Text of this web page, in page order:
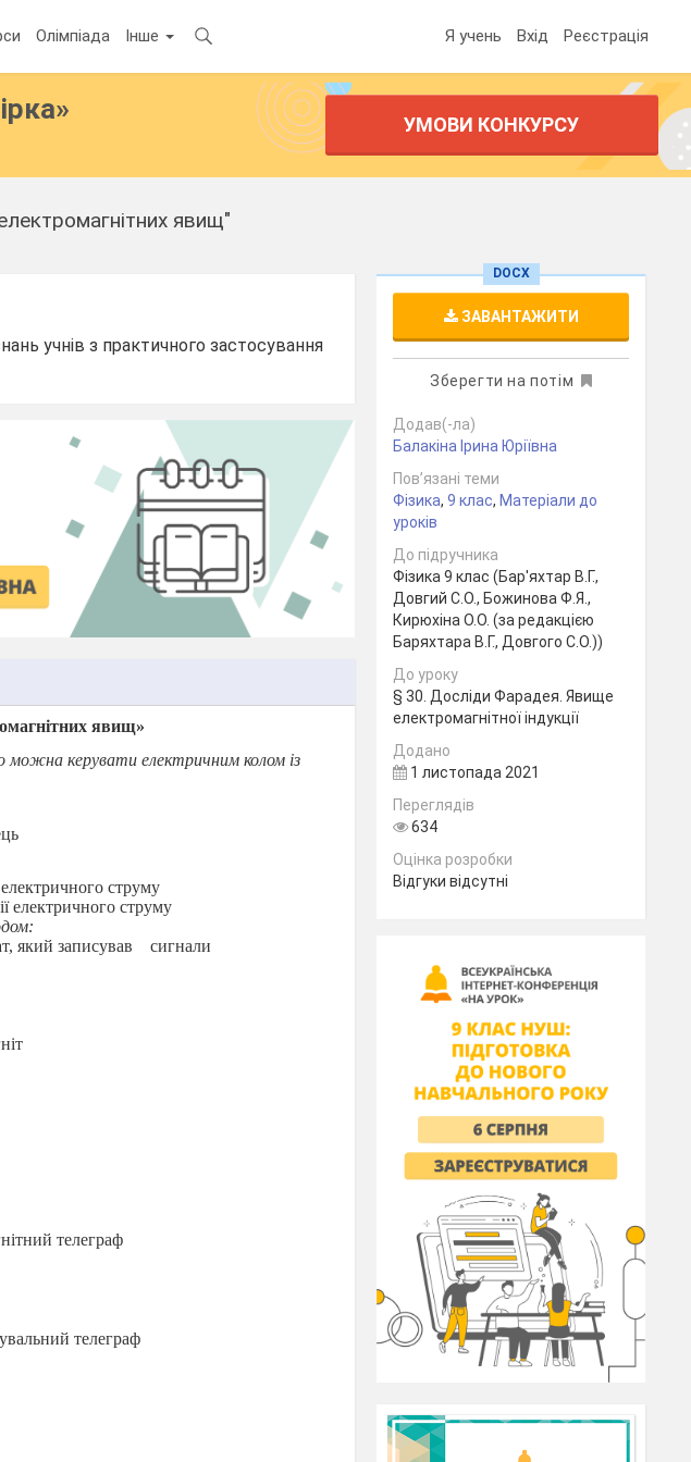
Олімпіада Інше Я учень Вхід Реєстрація
УМОВИ КОНКУРСУ
явищ"
учнів з практичного застосування
явищ»
можна керувати електричним колом із
електричного струму
електричного струму
який записував сигнали
телеграф
телеграф
DOCX
ЗАВАНТАЖИТИ
Зберегти на потім
Додав(-ла)
Балакіна Ірина Юріївна
Пов’язані теми
Фізика,9 клас, Матеріали до
уроків
До підручника
Фізика 9 клас (Бар'яхтар В.Г.,
Довгий С.О., Божинова Ф.Я.,
Кирюхіна О.О. (за редакцією
Баряхтара В.Г., Довгого С.О.))
До уроку
§ 30. Досліди Фарадея. Явище
електромагнітної індукції
Додано
1 листопада 2021
Переглядів
634
Оцінка розробки
Відгуки відсутні